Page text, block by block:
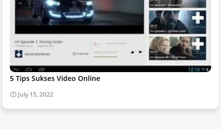
5 Tips Sukses Video Online
July 15, 2022